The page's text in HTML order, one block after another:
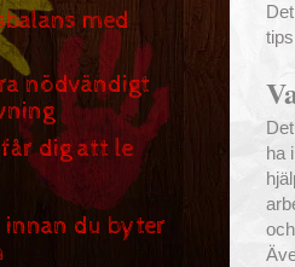
med
nödvändigt
dig att le
innan du byter
ha